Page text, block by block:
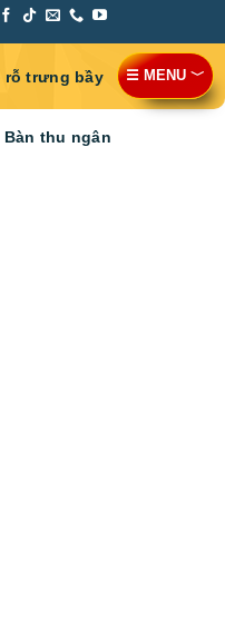
rỗ trưng bầy
Bàn thu ngân
☰ MENU ﹀